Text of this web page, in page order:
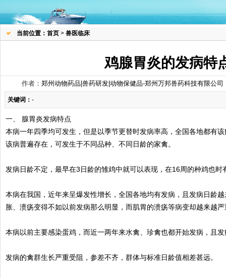
当前位置： 首页 > 兽医临床
鸡腺胃炎的发病特
作者： 郑州动物药品|兽药研发|动物保健品-郑州万邦兽药科技有限公司
关键词：-
一、 腺胃炎发病特点
本病一年四季均可发生，但是以季节更替时发病率高，全国各地都有
该病普遍存在，可发生于不同品种、不同日龄的家禽。
发病日龄不定，最早在3日龄的雏鸡中就可以表现，在16周的种鸡也
本病在我国，近年来呈爆发性增长，全国各地均有发病，且发病日龄
胀、溃疡变得不如以前发病那么明显，而肌胃的溃疡等病变却越来越
本病以前主要感染蛋鸡，而近一两年来水禽、珍禽也都开始发病，且
发病的禽群生长严重受阻，参差不齐，群体与标准日龄值相差甚远。